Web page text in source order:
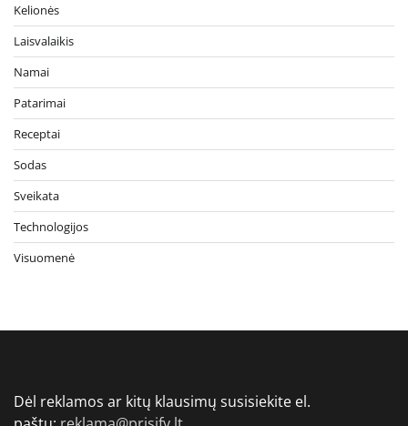
Kelionės
Laisvalaikis
Namai
Patarimai
Receptai
Sodas
Sveikata
Technologijos
Visuomenė
Dėl reklamos ar kitų klausimų susisiekite el.